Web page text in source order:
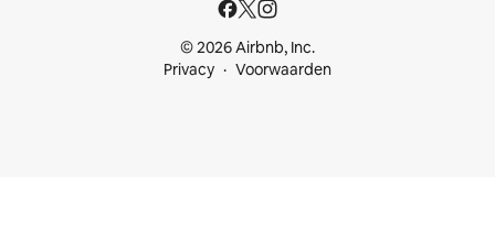
© 2026 Airbnb, Inc.
Privacy
Voorwaarden